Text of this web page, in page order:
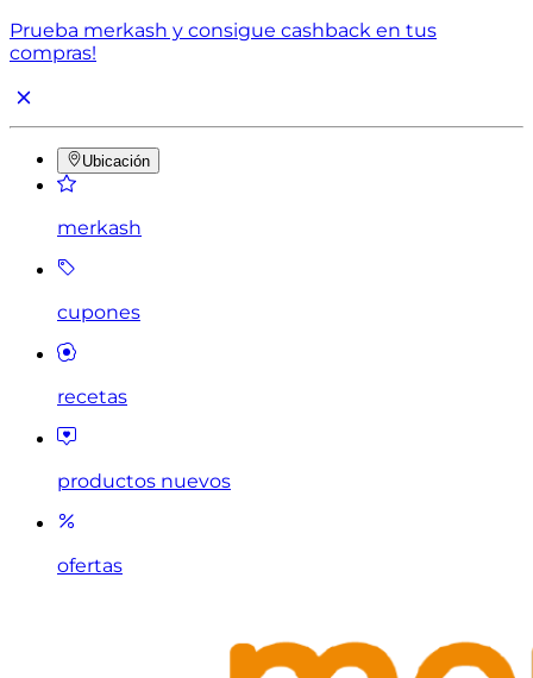
Prueba merkash y consigue cashback en tus
compras!
Ubicación
merkash
cupones
recetas
productos nuevos
ofertas